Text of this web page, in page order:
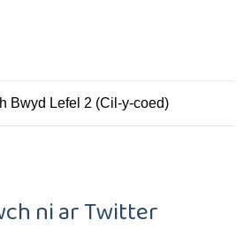
Bwyd Lefel 2 (Cil-y-coed)
ni ar Twitter